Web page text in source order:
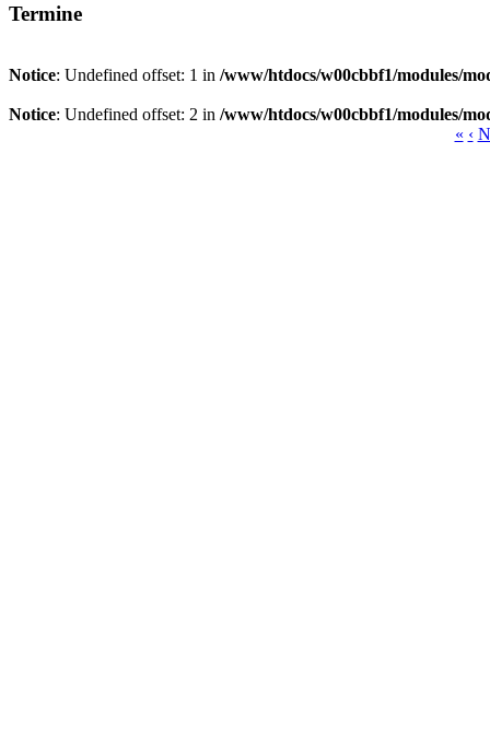
Termine
Notice: Undefined offset: 1 in /www/htdocs/w00cbbf1/modules/
Notice: Undefined offset: 2 in /www/htdocs/w00cbbf1/modules/
« ‹